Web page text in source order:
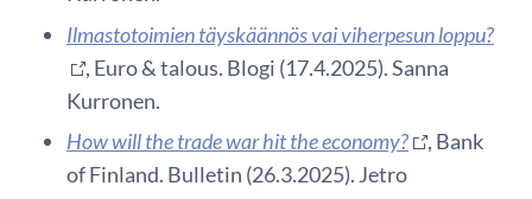
Ilmastotoimien täyskäännös vai viherpesun loppu?
, Euro & talous. Blogi (17.4.2025). Sanna
Kurronen.
How will the trade war hit the economy?
, Bank
of Finland. Bulletin (26.3.2025). Jetro